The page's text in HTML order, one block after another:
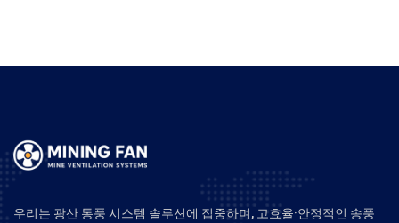
우리는 광산 통풍 시스템 솔루션에 집중하며, 고효율·안정적인 송풍